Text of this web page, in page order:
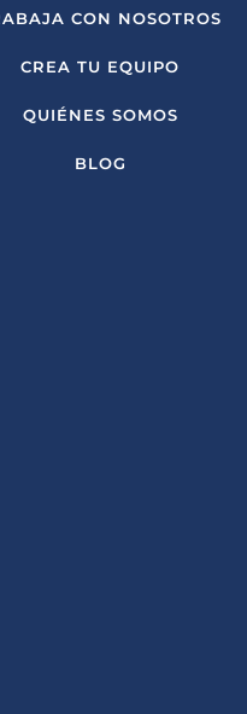
CON NOSOTROS
CREA TU EQUIPO
QUIÉNES SOMOS
BLOG